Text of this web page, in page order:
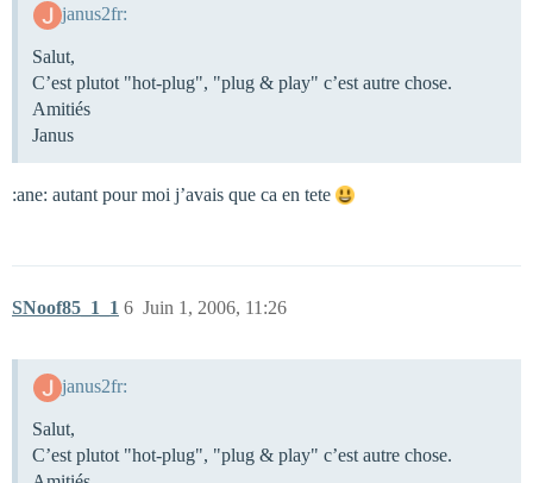
janus2fr:
Salut,
C’est plutot "hot-plug", "plug & play" c’est autre chose.
Amitiés
Janus
:ane: autant pour moi j’avais que ca en tete
SNoof85_1_1 Juin 1, 2006, 11:26
6
janus2fr:
Salut,
C’est plutot "hot-plug", "plug & play" c’est autre chose.